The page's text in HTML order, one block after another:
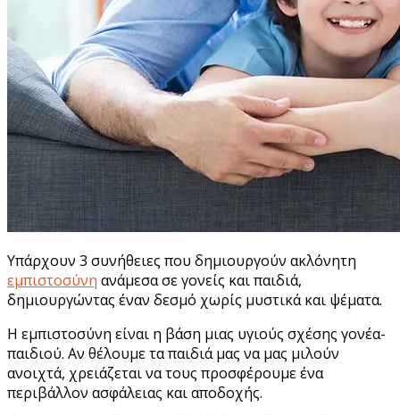
Υπάρχουν 3 συνήθειες που δημιουργούν ακλόνητη
εμπιστοσύνη ανάμεσα σε γονείς και παιδιά,
δημιουργώντας έναν δεσμό χωρίς μυστικά και ψέματα.
Η εμπιστοσύνη είναι η βάση μιας υγιούς σχέσης γονέα-
παιδιού. Αν θέλουμε τα παιδιά μας να μας μιλούν
ανοιχτά, χρειάζεται να τους προσφέρουμε ένα
περιβάλλον ασφάλειας και αποδοχής.